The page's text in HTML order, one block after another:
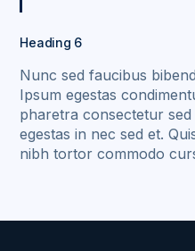
Heading 6
Nunc sed faucibus
Ipsum egestas
pharetra consectetur sed
egestas in nec sed et.
nibh tortor commodo